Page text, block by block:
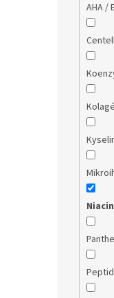
AHA /